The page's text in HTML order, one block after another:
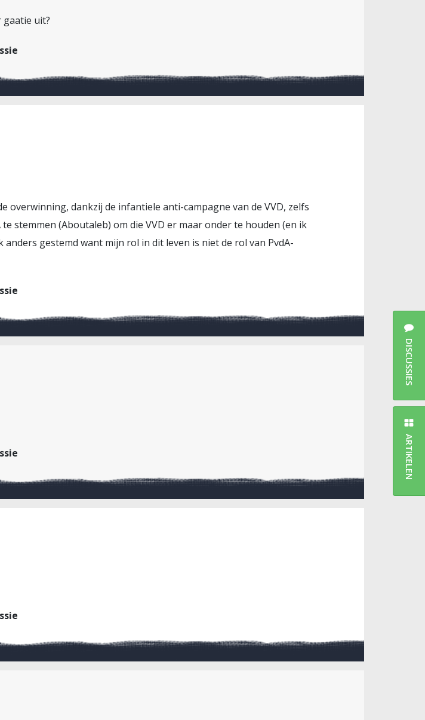
gaatie uit?
overwinning, dankzij de infantiele anti-campagne van de VVD, zelfs
stemmen (Aboutaleb) om die VVD er maar onder te houden (en ik
gestemd want mijn rol in dit leven is niet de rol van PvdA-
DISCUSSIES
ARTIKELEN